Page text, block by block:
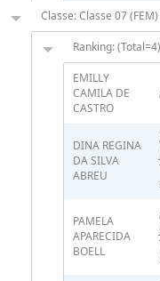
Classe: Classe 07
Ranking: (Total=4)
EMILLY
CAMILA DE
CASTRO
DINA REGINA
DA SILVA
ABREU
PAMELA
APARECIDA
BOELL